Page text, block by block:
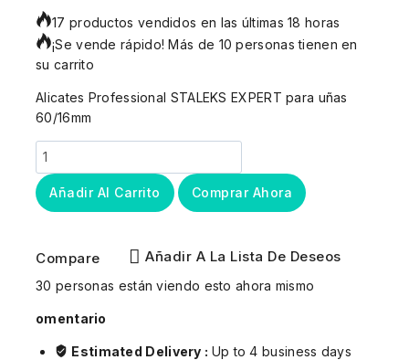
17 productos vendidos en las últimas 18 horas
¡Se vende rápido! Más de 10 personas tienen en
su carrito
Alicates Professional STALEKS EXPERT para uñas
60/16mm
Añadir Al Carrito Comprar Ahora
Compare Añadir A La Lista De Deseos
30 personas están viendo esto ahora mismo
omentario
Estimated Delivery : Up to 4 business days